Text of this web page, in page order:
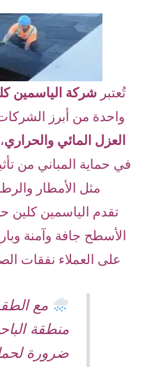
تُعتبر شركة الياسمين
واحدة من أبرز
العزل المائي والحراري
في حماية المباني من
مثل الأمطار
تقدم الياسمين كلين
الأسطح جافة وآمنة
على العملاء نفقات
مع
منطقة
ضرورة